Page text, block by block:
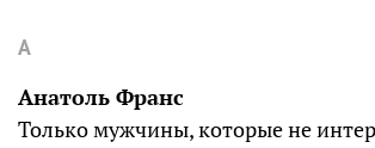
А
Анатоль Франс
Только мужчины, которые не